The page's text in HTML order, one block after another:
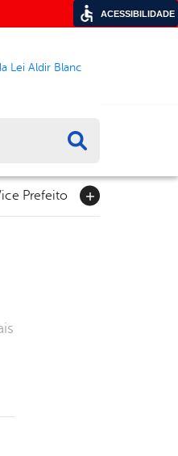
Lei Aldir Blanc
Prefeito
ACESSIBILIDADE